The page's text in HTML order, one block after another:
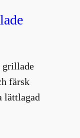
grillade
färsk
lättlagad